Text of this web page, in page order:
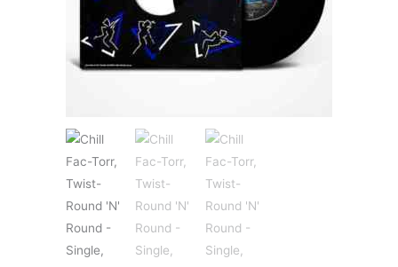
JAZZ&BLUES
POP
REGGAE